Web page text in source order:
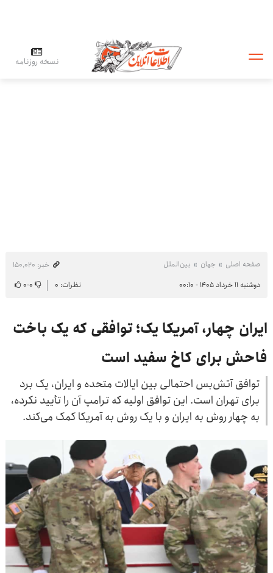
نسخه روزنامه
صفحه اصلی جهان بین‌الملل
خبر: ۱۵۰٬۰۲۰
دوشنبه ۱۱ خرداد ۱۴۰۵ - ۰۰:۱۰
نظرات: ۰ ۰-۰
ایران چهار، آمریکا یک؛ توافقی که یک باخت
فاحش برای کاخ سفید است
توافق آتش‌بس احتمالی بین ایالات متحده و ایران، یک برد
برای تهران است. این توافق اولیه که ترامپ آن را تأیید نکرده،
به چهار روش به ایران و با یک روش به آمریکا کمک می‌کند.